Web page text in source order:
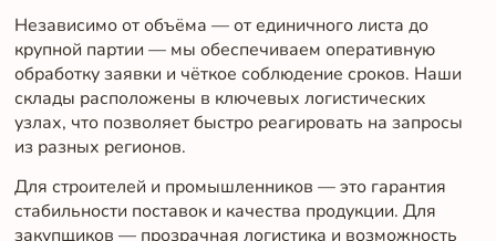
Независимо от объёма — от единичного листа до
крупной партии — мы обеспечиваем оперативную
обработку заявки и чёткое соблюдение сроков. Наши
склады расположены в ключевых логистических
узлах, что позволяет быстро реагировать на запросы
из разных регионов.
Для строителей и промышленников — это гарантия
стабильности поставок и качества продукции. Для
закупщиков — прозрачная логистика и возможность